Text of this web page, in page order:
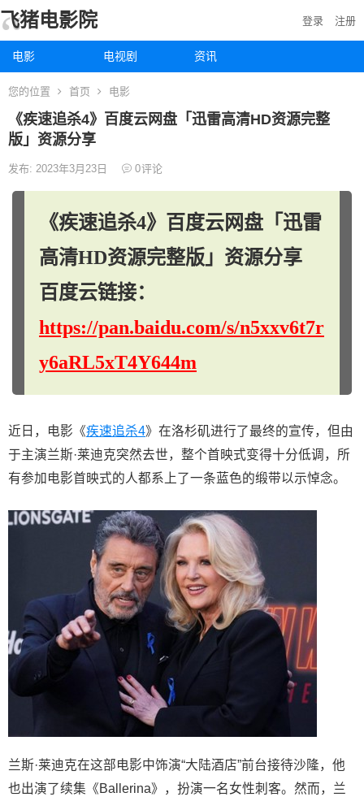
飞猪电影院
电影 电视剧 资讯
登录 注册
您的位置 首页 电影
《疾速追杀4》百度云网盘「迅雷高清HD资源完整
版」资源分享
发布: 2023年3月23日 0评论
《疾速追杀4》百度云网盘「迅雷
高清HD资源完整版」资源分享
百度云链接：
https://pan.baidu.com/s/n5xxv6t7r
y6aRL5xT4Y644m
近日，电影《疾速追杀4》在洛杉矶进行了最终的宣传，但由
于主演兰斯·莱迪克突然去世，整个首映式变得十分低调，所
有参加电影首映式的人都系上了一条蓝色的缎带以示悼念。
兰斯·莱迪克在这部电影中饰演“大陆酒店”前台接待沙隆，他
也出演了续集《Ballerina》，扮演一名女性刺客。然而，兰